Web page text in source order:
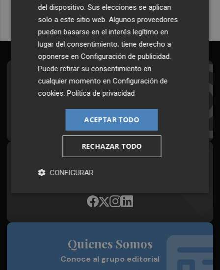
Suscríbete al Boletín
Todos los días a primera hora en tu email
¡Quiero suscribirme!
Síguenos en redes
Plaza Podcast, desde cualquier medio
Quienes Somos
Conoce al grupo editorial
del dispositivo. Sus elecciones se aplican
solo a este sitio web. Algunos proveedores
pueden basarse en el interés legítimo en
lugar del consentimiento; tiene derecho a
oponerse enConfiguración de publicidad.
Puede retirar su consentimiento en
cualquier momento enConfiguración de
cookies.Política de privacidad
ACEPTAR TODO
RECHAZAR TODO
CONFIGURAR